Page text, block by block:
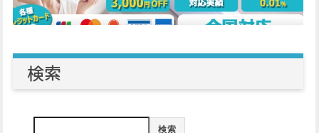
検索
検索